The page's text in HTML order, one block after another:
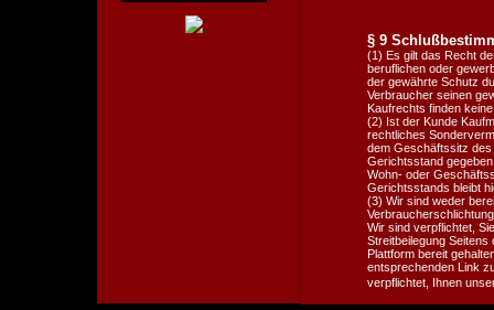
§ 9
(1) Es gilt das Recht
beruflichen oder
der gewährte Schutz
Verbraucher seinen
Kaufrechts finden
(2) Ist der Kunde
rechtliches
dem Geschäftssitz
Gerichtsstand
Wohn- oder
Gerichtsstands bleibt
(3) Wir sind weder
Wir sind verpflichtet,
Streitbeilegung
Plattform bereit
entsprechenden Link
verpflichtet, Ihnen